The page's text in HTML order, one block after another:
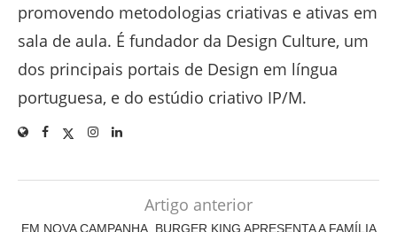
promovendo metodologias criativas e ativas em
sala de aula. É fundador da Design Culture, um
dos principais portais de Design em língua
portuguesa, e do estúdio criativo IP/M.
Artigo anterior
EM NOVA CAMPANHA, BURGER KING APRESENTA A FAMÍLIA